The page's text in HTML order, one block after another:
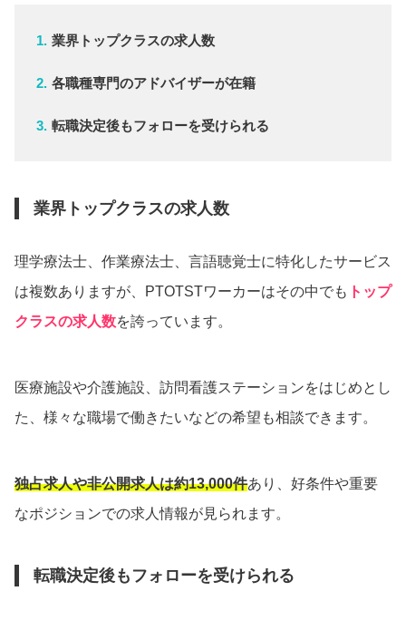
業界トップクラスの求人数
各職種専門のアドバイザーが在籍
転職決定後もフォローを受けられる
業界トップクラスの求人数
理学療法士、作業療法士、言語聴覚士に特化したサービス
は複数ありますが、PTOTSTワーカーはその中でも トップ
クラスの求人数を誇っています。
医療施設や介護施設、訪問看護ステーションをはじめとし
た、様々な職場で働きたいなどの希望も相談できます。
独占求人や非公開求人は約13,000件あり、好条件や重要
なポジションでの求人情報が見られます。
転職決定後もフォローを受けられる